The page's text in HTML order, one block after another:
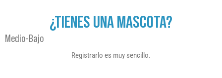
¿TIENES UNA MASCOTA?
Medio-Bajo
Registrarlo es muy sencillo.